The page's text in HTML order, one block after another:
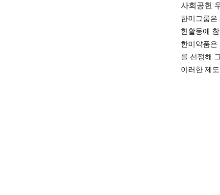
사회공헌
한미그룹은
헌활동에
한미약품은
를 선정해
이러한 제